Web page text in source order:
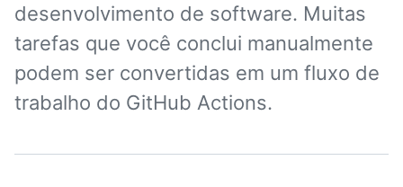
desenvolvimento de software. Muitas
tarefas que você conclui manualmente
podem ser convertidas em um fluxo de
trabalho do GitHub Actions.